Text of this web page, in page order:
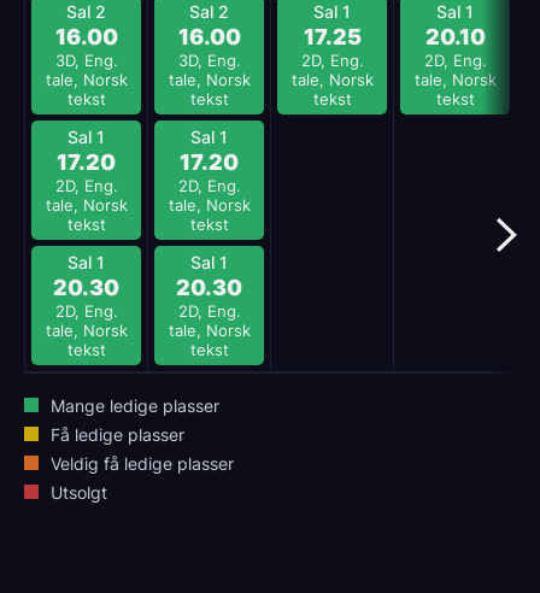
Sal 2
16.00
3D, Eng.
tale, Norsk
tekst
Sal 1
17.20
2D, Eng.
tale, Norsk
tekst
Sal 1
20.30
2D, Eng.
tale, Norsk
tekst
Sal 2
16.00
3D, Eng.
tale, Norsk
tekst
Sal 1
17.20
2D, Eng.
tale, Norsk
tekst
Sal 1
20.30
2D, Eng.
tale, Norsk
tekst
Sal 1
17.25
2D, Eng.
tale, Norsk
tekst
Sal 1
20.10
2D, Eng.
tale, Norsk
tekst
Mange ledige plasser
Få ledige plasser
Veldig få ledige plasser
Utsolgt